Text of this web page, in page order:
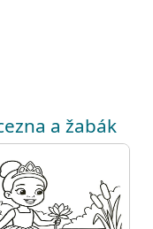
a žabák